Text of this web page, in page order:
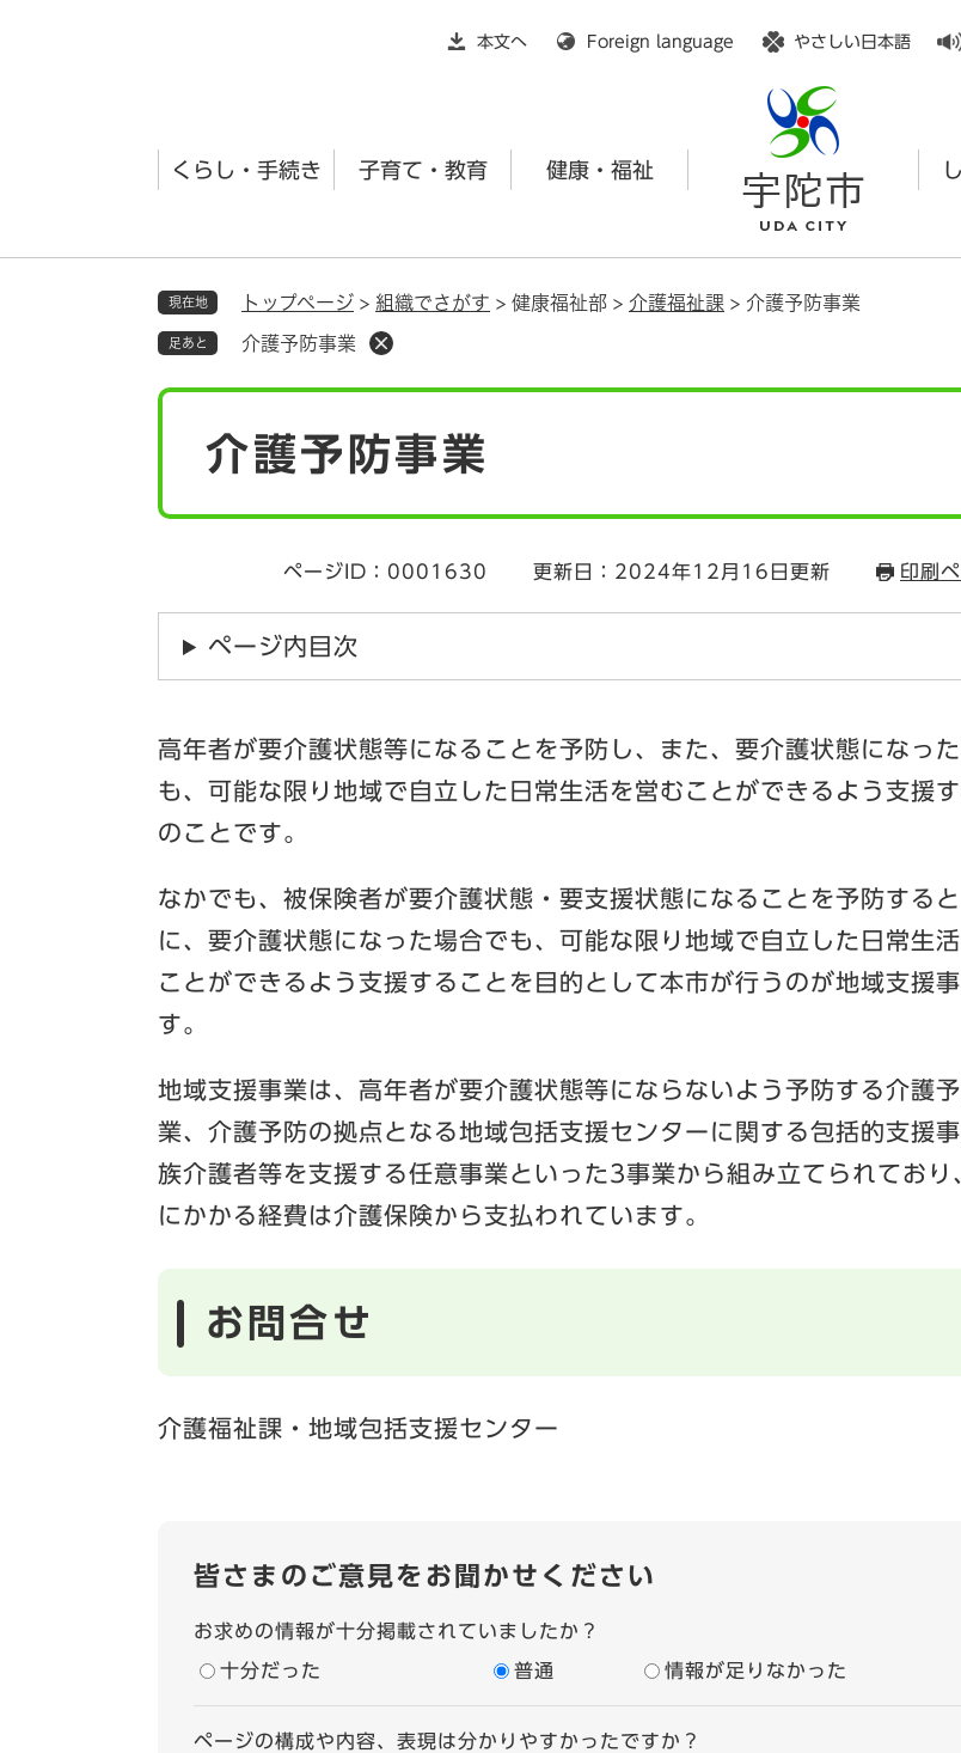
本文へ
Foreign language やさしい日本語
くらし・手続き 子育て・教育 健康・福祉
現在地 トップページ > 組織でさがす > 健康福祉部 > 介護福祉課 > 介護予防事業
足あと 介護予防事業
介護予防事業
ページID：0001630 更新日：2024年12月16日更新 印刷
ページ内目次
高年者が要介護状態等になることを予防し、また、要介護状態になっ
も、可能な限り地域で自立した日常生活を営むことができるよう支援
のことです。
なかでも、被保険者が要介護状態・要支援状態になることを予防する
に、要介護状態になった場合でも、可能な限り地域で自立した日常生
ことができるよう支援することを目的として本市が行うのが地域支援
す。
地域支援事業は、高年者が要介護状態等にならないよう予防する介護
業、介護予防の拠点となる地域包括支援センターに関する包括的支援
族介護者等を支援する任意事業といった3事業から組み立てられており
にかかる経費は介護保険から支払われています。
お問合せ
介護福祉課・地域包括支援センター
皆さまのご意見をお聞かせください
お求めの情報が十分掲載されていましたか？
十分だった 普通 情報が足りなかった
ページの構成や内容、表現は分かりやすかったですか？